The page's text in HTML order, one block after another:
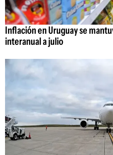
Inflación en Uruguay se
interanual a julio